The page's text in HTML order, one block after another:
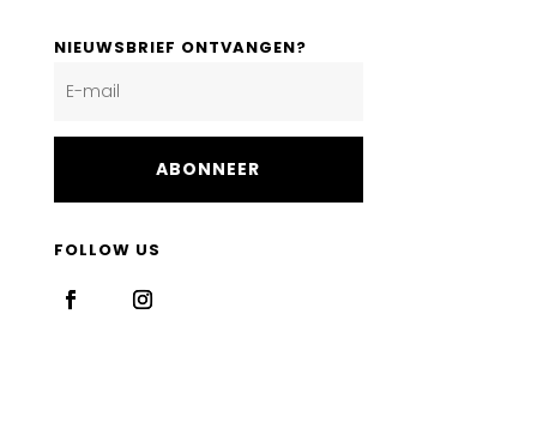
NIEUWSBRIEF ONTVANGEN?
ABONNEER
FOLLOW US